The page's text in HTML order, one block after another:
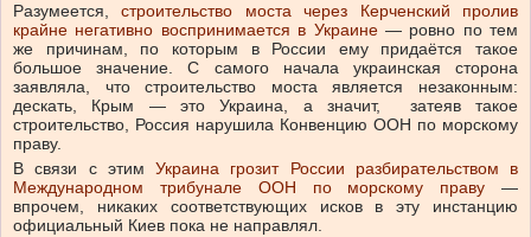
Разумеется,строительство моста через Керченский пролив
крайне негативно воспринимается в Украине— ровно по тем
же причинам, по которым в России ему придаётся такое
большое значение. С самого начала украинская сторона
заявляла, что строительство моста является незаконным:
дескать, Крым — это Украина, а значит, затеяв такое
строительство, Россия нарушила Конвенцию ООН по морскому
праву.
В связи с этим Украина грозит России разбирательством в
Международном трибунале ООН по морскому праву —
впрочем, никаких соответствующих исков в эту инстанцию
официальный Киев пока не направлял.